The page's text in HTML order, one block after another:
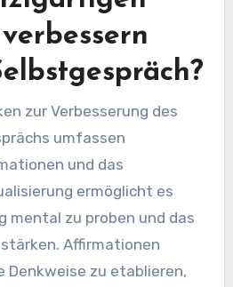
zur Verbesserung des
umfassen
und das
ermöglicht es
mental zu proben und das
Affirmationen
Denkweise zu etablieren,